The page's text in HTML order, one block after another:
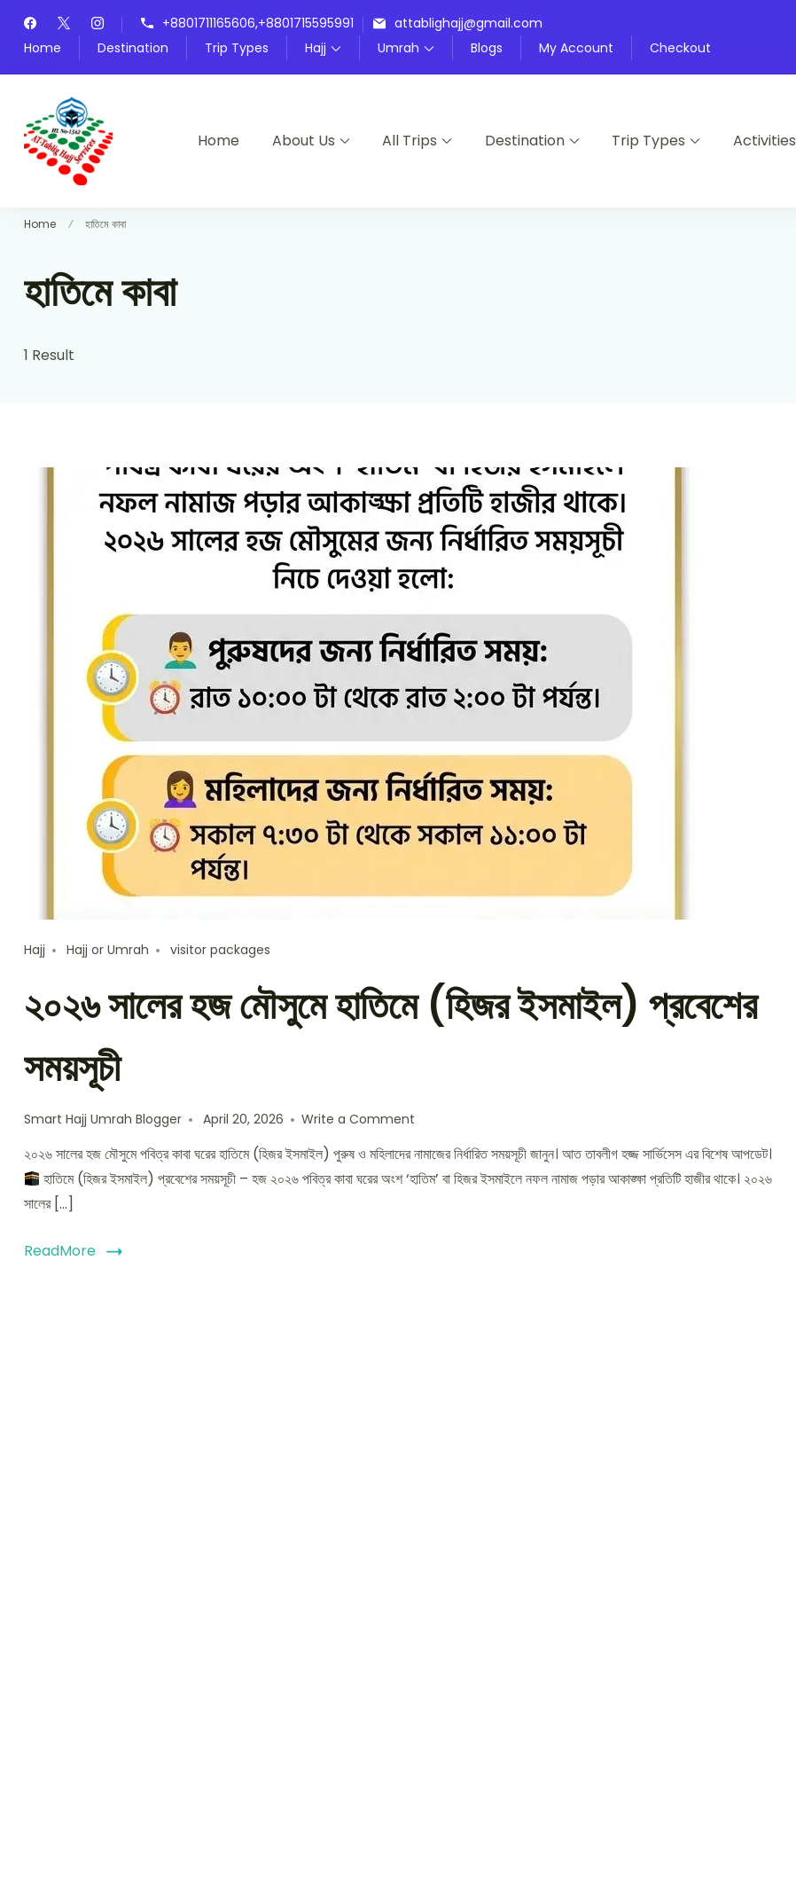
+8801711165606,+8801715595991
attablighajj@gmail.com
Home
Destination Trip Types Hajj Umrah Blogs My Account Checkout
At-Tablig Hajj Services
Home About Us All Trips Destination Trip Types Activities
Home হাতিমে কাবা
হাতিমে কাবা
1 Result
Hajj Hajj or Umrah visitor packages
২০২৬ সালের হজ মৌসুমে হাতিমে (হিজর ইসমাইল) প্রবেশের
সময়সূচী
Smart Hajj Umrah Blogger April 20, 2026 Write a Comment
২০২৬ সালের হজ মৌসুমে পবিত্র কাবা ঘরের হাতিমে (হিজর ইসমাইল) পুরুষ ও মহিলাদের নামাজের নির্ধারিত সময়সূচী জানুন। আত তাবলীগ হজ্জ সার্ভিসেস এর বিশেষ আপডেট।
হাতিমে (হিজর ইসমাইল) প্রবেশের সময়সূচী – হজ ২০২৬ পবিত্র কাবা ঘরের অংশ ‘হাতিম’ বা হিজর ইসমাইলে নফল নামাজ পড়ার আকাঙ্ক্ষা প্রতিটি হাজীর থাকে। ২০২৬
সালের […]
ReadMore